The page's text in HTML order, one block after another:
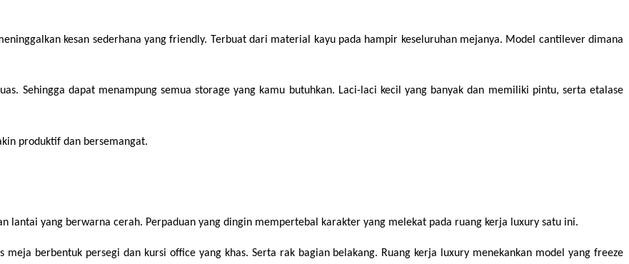
kesan sederhana yang friendly. Terbuat dari material kayu pada hampir keseluruhan mejanya. Model cantilever dimana
Sehingga dapat menampung semua storage yang kamu butuhkan. Laci-laci kecil yang banyak dan memiliki pintu, serta etalase
produktif dan bersemangat.
yang berwarna cerah. Perpaduan yang dingin mempertebal karakter yang melekat pada ruang kerja luxury satu ini.
berbentuk persegi dan kursi office yang khas. Serta rak bagian belakang. Ruang kerja luxury menekankan model yang freeze